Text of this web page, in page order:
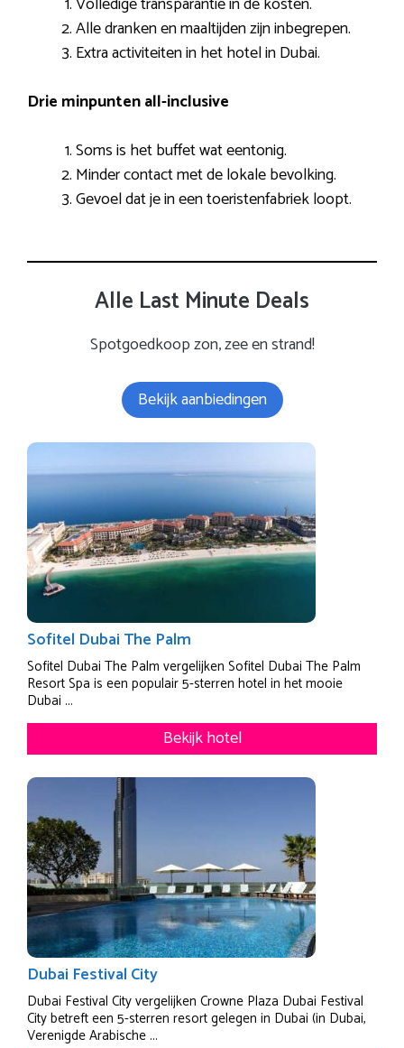
Alle dranken en maaltijden zijn inbegrepen.
Extra activiteiten in het hotel in Dubai.
Drie minpunten all-inclusive
Soms is het buffet wat eentonig.
Minder contact met de lokale bevolking.
Gevoel dat je in een toeristenfabriek loopt.
Alle Last Minute Deals
Spotgoedkoop zon, zee en strand!
Bekijk aanbiedingen
Sofitel Dubai The Palm
Sofitel Dubai The Palm vergelijken Sofitel Dubai The Palm
Resort Spa is een populair 5-sterren hotel in het mooie
Dubai ...
Bekijk hotel
Dubai Festival City
Dubai Festival City vergelijken Crowne Plaza Dubai Festival
City betreft een 5-sterren resort gelegen in Dubai (in Dubai,
Verenigde Arabische ...